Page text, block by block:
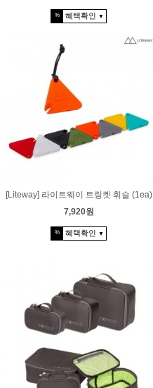
% 혜택확인 ▼
[Liteway] 라이트웨이 트링켓 휘슬 (1ea)
7,920원
% 혜택확인 ▼